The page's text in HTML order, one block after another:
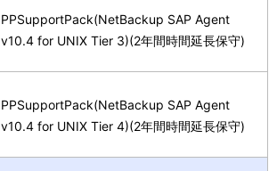
PPSupportPack(NetBackup SAP Agent
v10.4 for UNIX Tier 3)(2年間時間延長保守)
PPSupportPack(NetBackup SAP Agent
v10.4 for UNIX Tier 4)(2年間時間延長保守)